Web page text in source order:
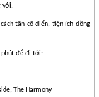
với.
tân cô điển, tíện ích đồng
phút để đi tới:
The Harmony